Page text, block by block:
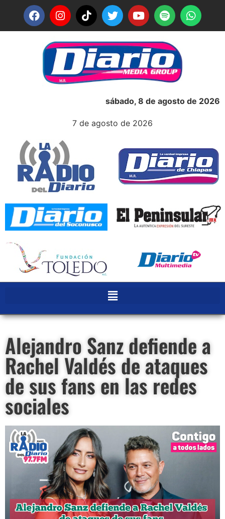
sábado, 8 de agosto de 2026
7 de agosto de 2026
Alejandro Sanz defiende a
Rachel Valdés de ataques
de sus fans en las redes
sociales